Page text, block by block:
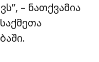
– ნათქვამია